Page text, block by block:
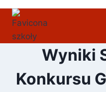
Wyniki
Konkursu